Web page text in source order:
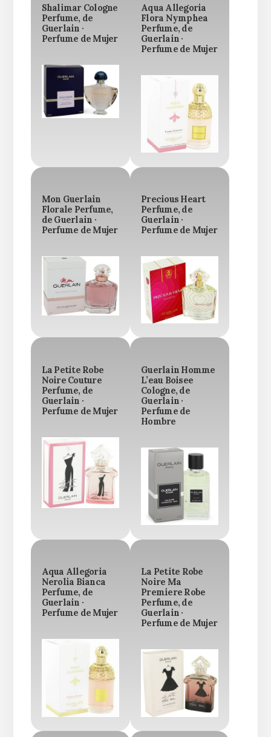
Shalimar Cologne
Perfume, de
Guerlain ·
Perfume de Mujer
Aqua Allegoria
Flora Nymphea
Perfume, de
Guerlain ·
Perfume de Mujer
Mon Guerlain
Florale Perfume,
de Guerlain ·
Perfume de Mujer
Precious Heart
Perfume, de
Guerlain ·
Perfume de Mujer
La Petite Robe
Noire Couture
Perfume, de
Guerlain ·
Perfume de Mujer
Guerlain Homme
L’eau Boisee
Cologne, de
Guerlain ·
Perfume de
Hombre
Aqua Allegoria
Nerolia Bianca
Perfume, de
Guerlain ·
Perfume de Mujer
La Petite Robe
Noire Ma
Premiere Robe
Perfume, de
Guerlain ·
Perfume de Mujer